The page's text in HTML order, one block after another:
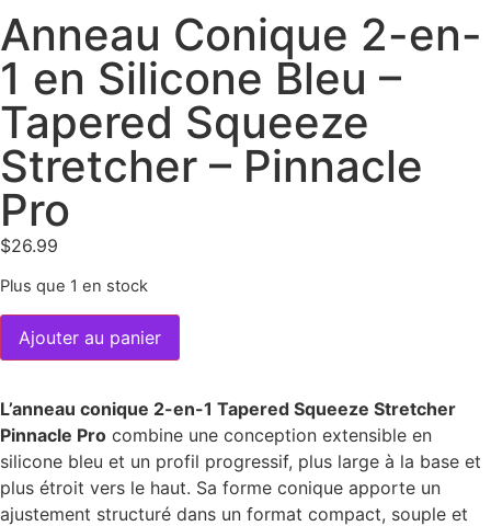
Anneau Conique 2-en-
1 en Silicone Bleu –
Tapered Squeeze
Stretcher – Pinnacle
Pro
$26.99
Plus que 1 en stock
Ajouter au panier
L’anneau conique 2-en-1 Tapered Squeeze Stretcher
Pinnacle Pro combine une conception extensible en
silicone bleu et un profil progressif, plus large à la base et
plus étroit vers le haut. Sa forme conique apporte un
ajustement structuré dans un format compact, souple et